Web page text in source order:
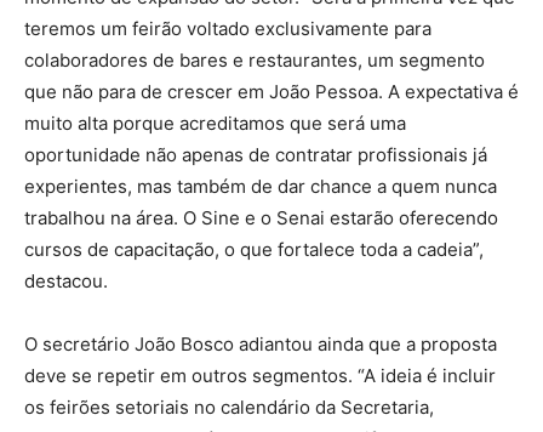
teremos um feirão voltado exclusivamente para
colaboradores de bares e restaurantes, um segmento
que não para de crescer em João Pessoa. A expectativa é
muito alta porque acreditamos que será uma
oportunidade não apenas de contratar profissionais já
experientes, mas também de dar chance a quem nunca
trabalhou na área. O Sine e o Senai estarão oferecendo
cursos de capacitação, o que fortalece toda a cadeia”,
destacou.
O secretário João Bosco adiantou ainda que a proposta
deve se repetir em outros segmentos. “A ideia é incluir
os feirões setoriais no calendário da Secretaria,